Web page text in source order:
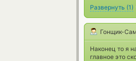
Развернуть (1)
Гонщик-
Наконец то я
главное это